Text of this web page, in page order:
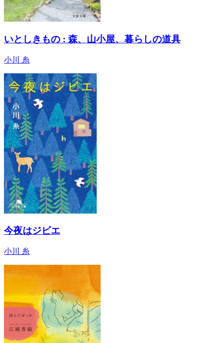
いとしきもの : 森、山小屋、暮らしの道具
小川 糸
今夜はジビエ
小川 糸